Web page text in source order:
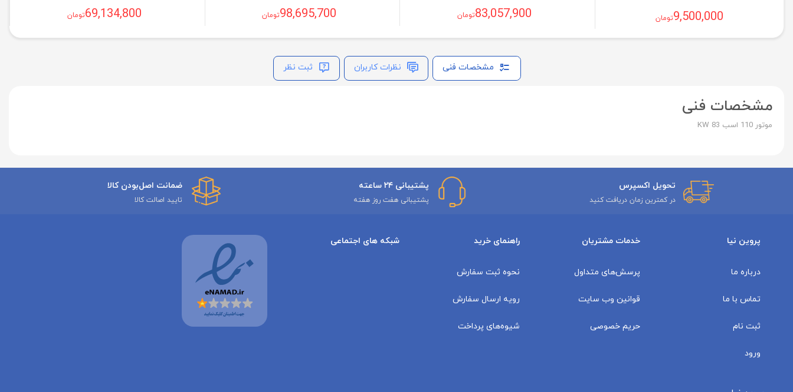
9,500,000تومان 83,057,900تومان 98,695,700تومان 69,134,800تومان
مشخصات فنی نظرات کاربران ثبت نظر
مشخصات فنی
موتور 110 اسب 83 KW
تحویل اکسپرس
در کمترین زمان دریافت کنید
پشتیبانی ۲۴ ساعته
پشتیبانی هفت روز هفته
ضمانت اصل‌بودن کالا
تایید اصالت کالا
پروین نیا
درباره ما
تماس با ما
ثبت نام
ورود
خدمات مشتریان
پرسش‌های متداول
قوانین وب سایت
حریم خصوصی
راهنمای خرید
نحوه ثبت سفارش
رویه ارسال سفارش
شیوه‌های پرداخت
شبکه های اجتماعی